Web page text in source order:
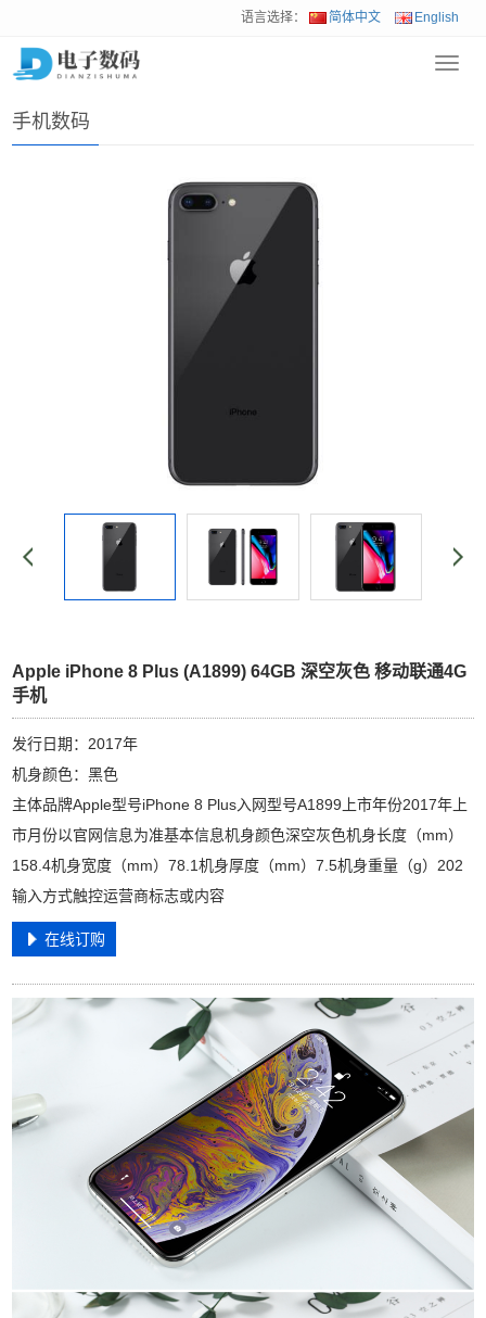
语言选择： 简体中文 English
首页>产品展示
手机数码
Apple iPhone 8 Plus (A1899) 64GB 深空灰色 移动联通4G
手机
发行日期：2017年
机身颜色：黑色
主体品牌Apple型号iPhone 8 Plus入网型号A1899上市年份2017年上
市月份以官网信息为准基本信息机身颜色深空灰色机身长度（mm）
158.4机身宽度（mm）78.1机身厚度（mm）7.5机身重量（g）202
输入方式触控运营商标志或内容
在线订购